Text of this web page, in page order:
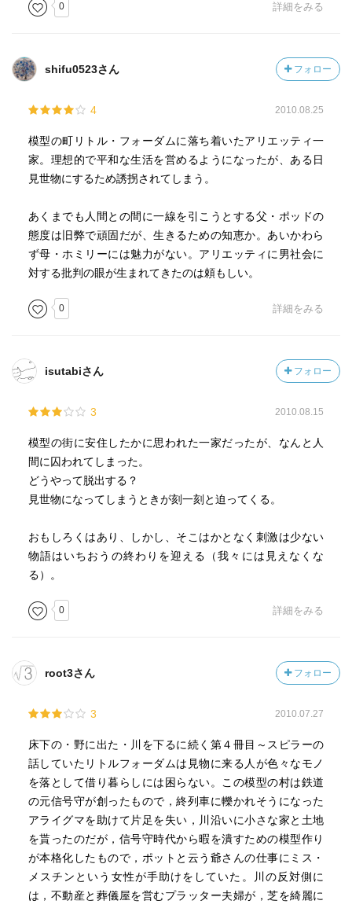
0 詳細をみる
shifu0523さん フォロー
4 2010.08.25
模型の町リトル・フォーダムに落ち着いたアリエッティ一
家。理想的で平和な生活を営めるようになったが、ある日
見世物にするため誘拐されてしまう。
あくまでも人間との間に一線を引こうとする父・ポッドの
態度は旧弊で頑固だが、生きるための知恵か。あいかわら
ず母・ホミリーには魅力がない。アリエッティに男社会に
対する批判の眼が生まれてきたのは頼もしい。
0 詳細をみる
isutabiさん フォロー
3 2010.08.15
模型の街に安住したかに思われた一家だったが、なんと人
間に囚われてしまった。
どうやって脱出する？
見世物になってしまうときが刻一刻と迫ってくる。
おもしろくはあり、しかし、そこはかとなく刺激は少ない
物語はいちおうの終わりを迎える（我々には見えなくな
る）。
0 詳細をみる
root3さん フォロー
3 2010.07.27
床下の・野に出た・川を下るに続く第４冊目～スピラーの
話していたリトルフォーダムは見物に来る人が色々なモノ
を落として借り暮らしには困らない。この模型の村は鉄道
の元信号守が創ったもので，終列車に轢かれそうになった
アライグマを助けて片足を失い，川沿いに小さな家と土地
を貰ったのだが，信号守時代から暇を潰すための模型作り
が本格化したもので，ポットと云う爺さんの仕事にミス・
メスチンという女性が手助けをしていた。川の反対側に
は，不動産と葬儀屋を営むプラッター夫婦が，芝を綺麗に